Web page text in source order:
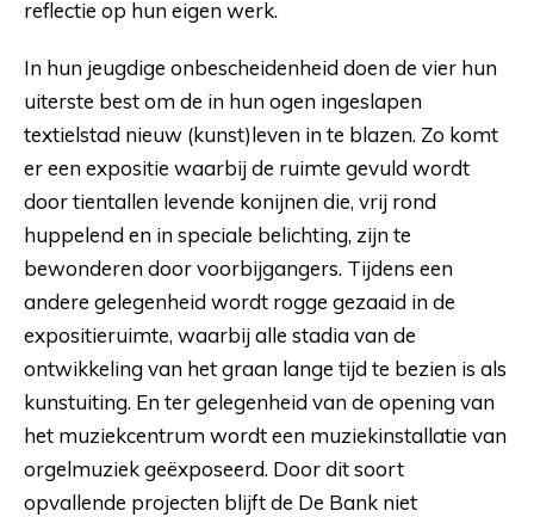
reflectie op hun eigen werk.
In hun jeugdige onbescheidenheid doen de vier hun
uiterste best om de in hun ogen ingeslapen
textielstad nieuw (kunst)leven in te blazen. Zo komt
er een expositie waarbij de ruimte gevuld wordt
door tientallen levende konijnen die, vrij rond
huppelend en in speciale belichting, zijn te
bewonderen door voorbijgangers. Tijdens een
andere gelegenheid wordt rogge gezaaid in de
expositieruimte, waarbij alle stadia van de
ontwikkeling van het graan lange tijd te bezien is als
kunstuiting. En ter gelegenheid van de opening van
het muziekcentrum wordt een muziekinstallatie van
orgelmuziek geëxposeerd. Door dit soort
opvallende projecten blijft de De Bank niet